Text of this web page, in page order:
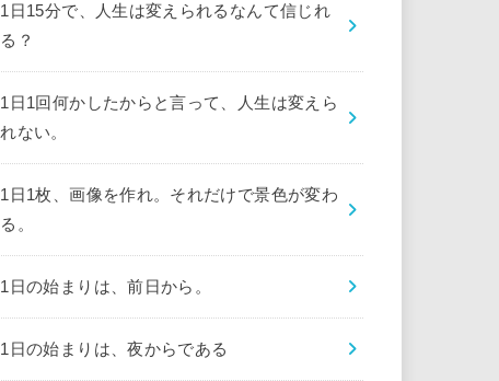
1日15分で、人生は変えられるなんて信じれ
る？
1日1回何かしたからと言って、人生は変えら
れない。
1日1枚、画像を作れ。それだけで景色が変わ
る。
1日の始まりは、前日から。
1日の始まりは、夜からである